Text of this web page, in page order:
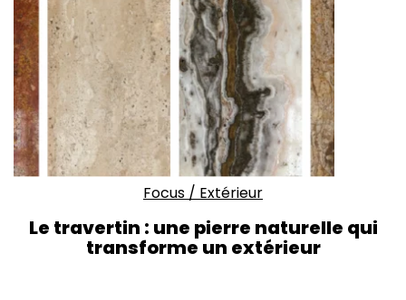
Focus / Extérieur
Le travertin : une pierre naturelle qui
transforme un extérieur